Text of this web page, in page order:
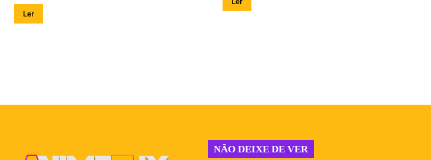
Ler
NÃO DEIXE DE VER